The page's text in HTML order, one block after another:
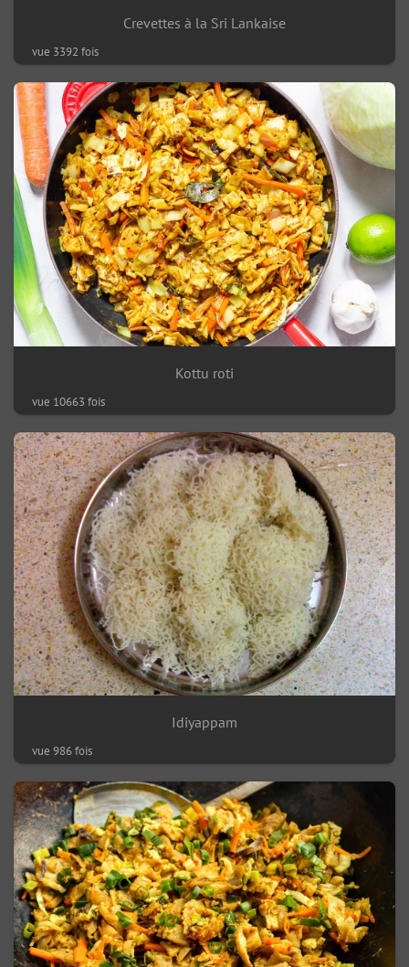
Crevettes à la Sri Lankaise
vue 3392 fois
Kottu roti
vue 10663 fois
Idiyappam
vue 986 fois